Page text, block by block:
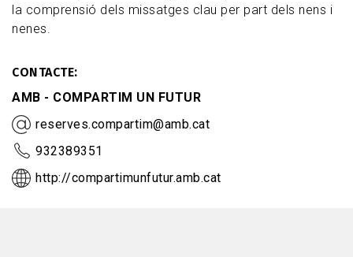
la comprensió dels missatges clau per part dels nens i
nenes.
CONTACTE
AMB - COMPARTIM UN FUTUR
reserves.compartim@amb.cat
932389351
http://compartimunfutur.amb.cat